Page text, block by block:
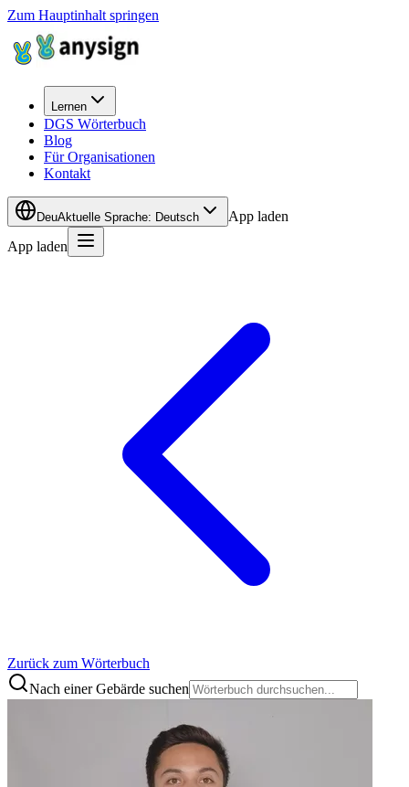
Zum Hauptinhalt springen
Lernen
DGS Wörterbuch
Blog
Für Organisationen
Kontakt
DeuAktuelle Sprache: Deutsch
App laden
App laden
Zurück zum Wörterbuch
Nach einer Gebärde suchen